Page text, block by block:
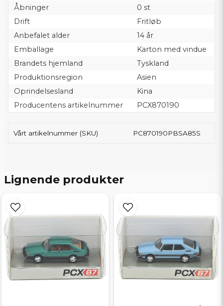
Åbninger
0 st
Drift
Fritløb
Anbefalet alder
14 år
Emballage
Karton med vindue
Brandets hjemland
Tyskland
Produktionsregion
Asien
Oprindelsesland
Kina
Producentens artikelnummer
PCX870190
Vårt artikelnummer (SKU) PC870190PBSA85S
Lignende produkter